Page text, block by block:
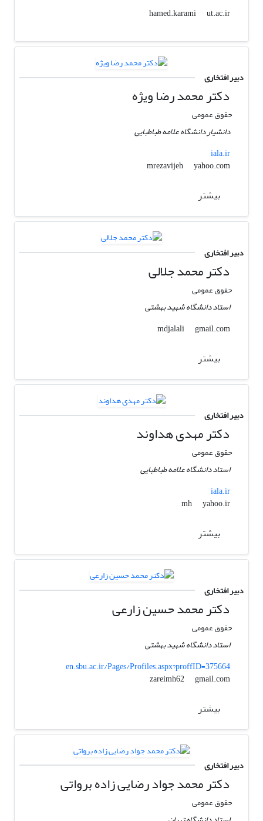
hamed.karami
ut.ac.ir
دبیر افتخاری
دکتر محمد رضا ویژه
حقوق عمومی
دانشیار دانشگاه علامه طباطبایی
iala.ir
mrezavijeh
yahoo.com
بیشتر
دبیر افتخاری
دکتر محمد جلالی
حقوق عمومی
استاد دانشگاه شهید بهشتی
mdjalali
gmail.com
بیشتر
دبیر افتخاری
دکتر مهدی هداوند
حقوق عمومی
استاد دانشگاه علامه طباطبایی
iala.ir
mh
yahoo.ir
بیشتر
دبیر افتخاری
دکتر محمد حسین زارعی
حقوق عمومی
استاد دانشگاه شهید بهشتی
en.sbu.ac.ir/Pages/Profiles.aspx?proffID=375664
zareimh62
gmail.com
بیشتر
دبیر افتخاری
دکتر محمد جواد رضایی زاده برواتی
حقوق عمومی